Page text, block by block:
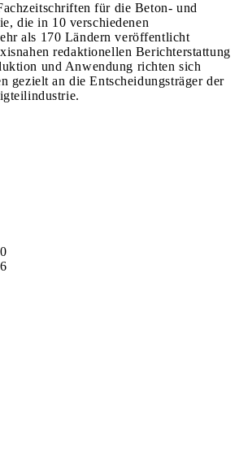
für die Beton- und
die in 10 verschiedenen
als 170 Ländern veröffentlicht
redaktionellen Berichterstattung
und Anwendung richten sich
gezielt an die Entscheidungsträger der